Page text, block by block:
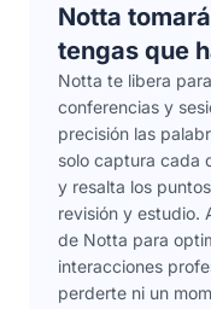
Notta
tengas que
Notta te libera
conferencias y
precisión las
solo captura cada
y resalta los
revisión y estudio.
de Notta para
interacciones
perderte ni un